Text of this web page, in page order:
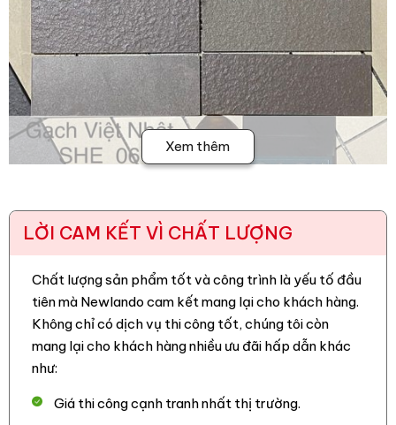
2. Ưu điểm của gạch ốp tường Việt
Nhật MT-SHE
– Thiết kế sắc nét, màu sắc hiện đại, phù hợp với nhiều
phong cách kiến trúc.
Gạch trang trí Việt Nhậtcó khả năng chống chịu thời tiết,
bảo vệ công trình trước tác động môi trường.
– Chống thấm, chống xước, chống rêu mốc, đảm bảo độ
Xem thêm
LỜI CAM KẾT VÌ CHẤT LƯỢNG
Chất lượng sản phẩm tốt và công trình là yếu tố đầu
tiên mà Newlando cam kết mang lại cho khách hàng.
Không chỉ có dịch vụ thi công tốt, chúng tôi còn
mang lại cho khách hàng nhiều ưu đãi hấp dẫn khác
như:
Giá thi công cạnh tranh nhất thị trường.